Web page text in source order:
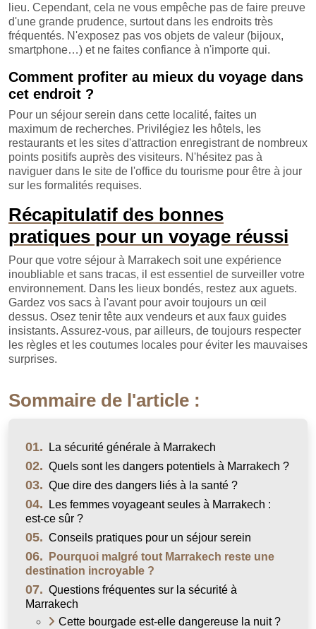
lieu. Cependant, cela ne vous empêche pas de faire preuve
d'une grande prudence, surtout dans les endroits très
fréquentés. N'exposez pas vos objets de valeur (bijoux,
smartphone…) et ne faites confiance à n'importe qui.
Comment profiter au mieux du voyage dans
cet endroit ?
Pour un séjour serein dans cette localité, faites un
maximum de recherches. Privilégiez les hôtels, les
restaurants et les sites d'attraction enregistrant de nombreux
points positifs auprès des visiteurs. N'hésitez pas à
naviguer dans le site de l'office du tourisme pour être à jour
sur les formalités requises.
Récapitulatif des bonnes
pratiques pour un voyage réussi
Pour que votre séjour à Marrakech soit une expérience
inoubliable et sans tracas, il est essentiel de surveiller votre
environnement. Dans les lieux bondés, restez aux aguets.
Gardez vos sacs à l'avant pour avoir toujours un œil
dessus. Osez tenir tête aux vendeurs et aux faux guides
insistants. Assurez-vous, par ailleurs, de toujours respecter
les règles et les coutumes locales pour éviter les mauvaises
surprises.
Sommaire de l'article :
01. La sécurité générale à Marrakech
02. Quels sont les dangers potentiels à Marrakech ?
03. Que dire des dangers liés à la santé ?
04.
Les femmes voyageant seules à Marrakech :
est-ce sûr ?
05. Conseils pratiques pour un séjour serein
06.
Pourquoi malgré tout Marrakech reste une
destination incroyable ?
07. Questions fréquentes sur la sécurité à
Marrakech
Cette bourgade est-elle dangereuse la nuit ?